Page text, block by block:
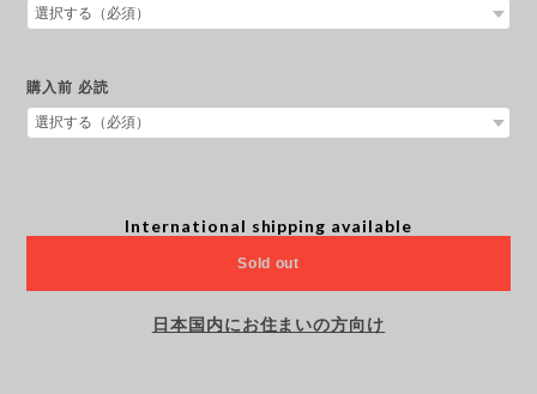
購入前 必読
International shipping available
Sold out
日本国内にお住まいの方向け